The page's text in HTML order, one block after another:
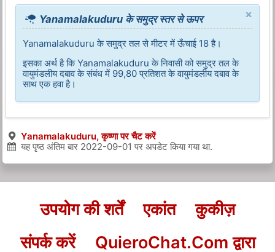
×
Yanamalakuduru के समुद्र स्तर से ऊपर
Yanamalakuduru के समुद्र तल से मीटर में ऊँचाई 18 है।
इसका अर्थ है कि Yanamalakuduru के निवासी को समुद्र तल के
वायुमंडलीय दबाव के संबंध में 99,80 प्रतिशत के वायुमंडलीय दबाव के
साथ एक हवा है।
Yanamalakuduru, कृष्णा पर चैट करें
यह पृष्ठ अंतिम बार 2022-09-01 पर अपडेट किया गया था.
उपयोग की शर्तें एकांत
कुकीज़
संपर्क करें
QuieroChat.Com द्वारा